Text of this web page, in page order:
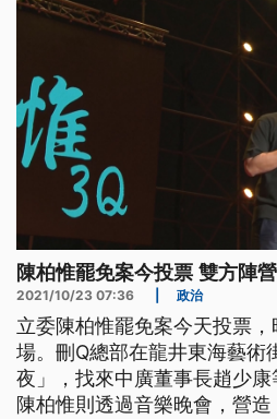
陳柏惟罷免案今投票 雙方陣
2021/10/23 07:36 政治
立委陳柏惟罷免案今天投票
場。刪Q總部在龍井東海藝術
夜」，找來中廣董事長趙少
陳柏惟則透過音樂晚會，營